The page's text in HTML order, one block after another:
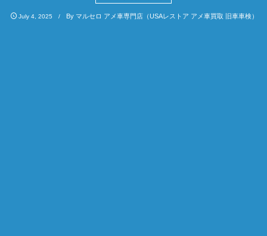
July 4 ,2025 By マルセロ アメ車専門店（USAレストア アメ車買取 旧車車検）